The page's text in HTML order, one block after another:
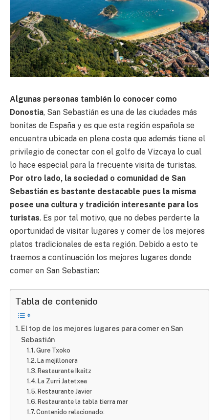
Algunas personas también lo conocer como
Donostia, San Sebastián es una de las ciudades más
bonitas de España y es que esta región española se
encuentra ubicada en plena costa que además tiene el
privilegio de conectar con el golfo de Vizcaya lo cual
lo hace especial para la frecuente visita de turistas.
Por otro lado, la sociedad o comunidad de San
Sebastián es bastante destacable pues la misma
posee una cultura y tradición interesante para los
turistas. Es por tal motivo, que no debes perderte la
oportunidad de visitar lugares y comer de los mejores
platos tradicionales de esta región. Debido a esto te
traemos a continuación los mejores lugares donde
comer en San Sebastian:
Tabla de contenido
El top de los mejores lugares para comer en San
Sebastián
Gure Txoko
La mejillonera
Restaurante Ikaitz
La Zurri Jatetxea
Restaurante Javier
Restaurante la tabla tierra mar
Contenido relacionado: